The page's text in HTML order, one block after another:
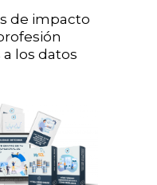
de impacto
los datos